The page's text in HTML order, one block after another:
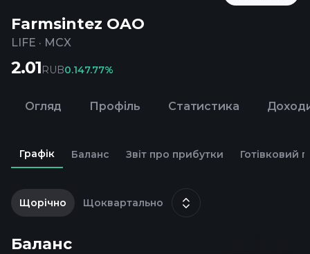
Farmsintez OAO
LIFE · MCX
2.01RUB0.147.77%
Огляд Профіль Статистика
Графік Баланс Звіт про прибутки Готівковий
Щорічно Щоквартально
Баланс